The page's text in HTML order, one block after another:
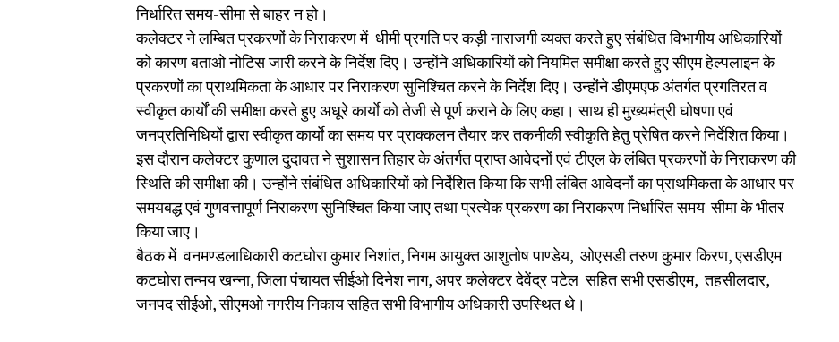
निर्धारित समय-सीमा से बाहर न हो।
कलेक्टर ने लम्बित प्रकरणों के निराकरण में धीमी प्रगति पर कड़ी नाराजगी व्यक्त करते हुए संबंधित विभागीय अधिकारियों
को कारण बताओ नोटिस जारी करने के निर्देश दिए। उन्होंने अधिकारियों को नियमित समीक्षा करते हुए सीएम हेल्पलाइन के
प्रकरणों का प्राथमिकता के आधार पर निराकरण सुनिश्चित करने के निर्देश दिए। उन्होंने डीएमएफ अंतर्गत प्रगतिरत व
स्वीकृत कार्यों की समीक्षा करते हुए अधूरे कार्याे को तेजी से पूर्ण कराने के लिए कहा। साथ ही मुख्यमंत्री घोषणा एवं
जनप्रतिनिधियों द्वारा स्वीकृत कार्याे का समय पर प्राक्कलन तैयार कर तकनीकी स्वीकृति हेतु प्रेषित करने निर्देशित किया।
इस दौरान कलेक्टर कुणाल दुदावत ने सुशासन तिहार के अंतर्गत प्राप्त आवेदनों एवं टीएल के लंबित प्रकरणों के निराकरण की
स्थिति की समीक्षा की। उन्होंने संबंधित अधिकारियों को निर्देशित किया कि सभी लंबित आवेदनों का प्राथमिकता के आधार पर
समयबद्ध एवं गुणवत्तापूर्ण निराकरण सुनिश्चित किया जाए तथा प्रत्येक प्रकरण का निराकरण निर्धारित समय-सीमा के भीतर
किया जाए।
बैठक में वनमण्डलाधिकारी कटघोरा कुमार निशांत, निगम आयुक्त आशुतोष पाण्डेय, ओएसडी तरुण कुमार किरण, एसडीएम
कटघोरा तन्मय खन्ना, जिला पंचायत सीईओ दिनेश नाग, अपर कलेक्टर देवेंद्र पटेल सहित सभी एसडीएम, तहसीलदार,
जनपद सीईओ, सीएमओ नगरीय निकाय सहित सभी विभागीय अधिकारी उपस्थित थे।